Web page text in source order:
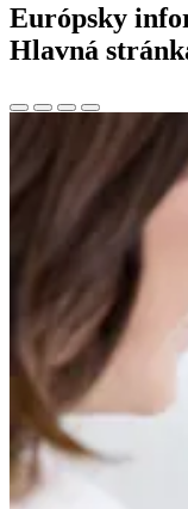
Európsky
Hlavná